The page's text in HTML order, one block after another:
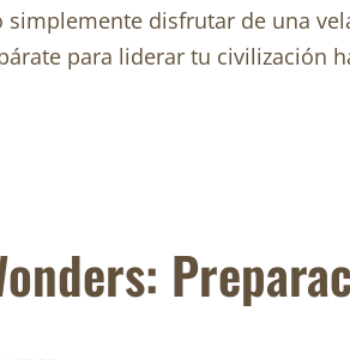
disfrutar de una
para liderar tu civilización